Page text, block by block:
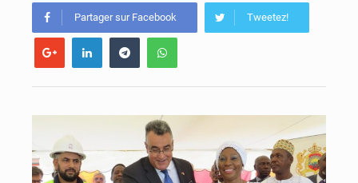
Partager sur Facebook Tweetez!